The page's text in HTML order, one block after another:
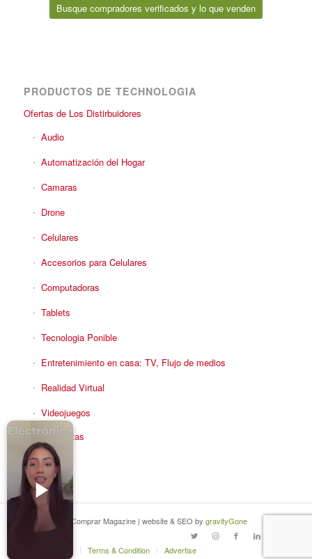
Busque compradores verificados y lo que venden
PRODUCTOS DE TECHNOLOGIA
Ofertas de Los Distirbuidores
Audio
Automatización del Hogar
Camaras
Drone
Celulares
Accesorios para Celulares
Computadoras
Tablets
Tecnologia Ponible
Entretenimiento en casa: TV, Flujo de medios
Realidad Virtual
Videojuegos
Reciba Ofertas
© Copyright - Comprar Magazine | website & SEO by gravityGone
Terms & Condition Advertise